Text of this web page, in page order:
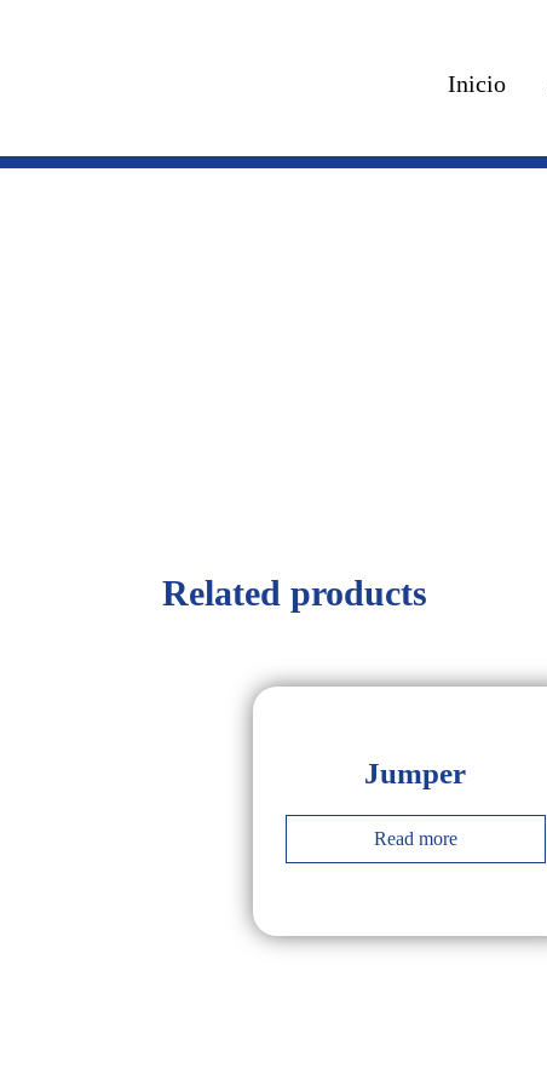
Inicio
Related products
Jumper
Read more